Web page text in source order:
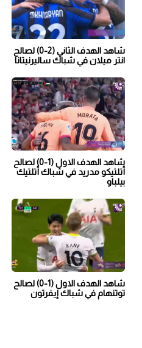
شاهد الهدف الثاني (2-0) لصالح
انتر ميلان في شباك ساليرنيتانا
شاهد الهدف الاول (1-0) لصالح
أتلتيكو مدريد في شباك أتلتيك
بيلباو
شاهد الهدف الاول (1-0) لصالح
توتنهام في شباك إيفرتون